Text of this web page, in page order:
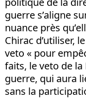
guerre s’aligne
nuance près
Chirac d’utiliser,
veto « pour
faits, le veto de la
guerre, qui aura
sans la